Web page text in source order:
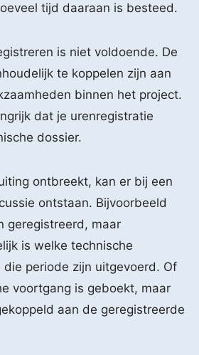
tijd daaraan is besteed.
is niet voldoende. De
te koppelen zijn aan
binnen het project.
dat je urenregistratie
dossier.
ontbreekt, kan er bij een
ontstaan. Bijvoorbeeld
geregistreerd, maar
is welke technische
periode zijn uitgevoerd. Of
voortgang is geboekt, maar
aan de geregistreerde